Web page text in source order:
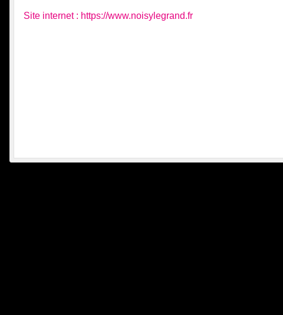
Site internet : https://www.noisylegrand.fr